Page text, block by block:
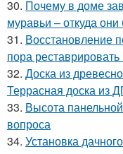
30. Почему в доме
муравьи – откуда они
31. Восстановление
пора
32. Доска из
Террасная доска из
33. Высота
вопроса
34. Установка